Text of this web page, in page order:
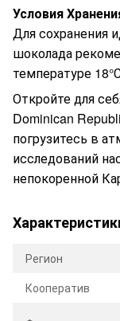
Условия
Для сохранения
шоколада
температуре
Откройте для
Dominican
погрузитесь в
исследований
непокоренной
Регион
Кооператив